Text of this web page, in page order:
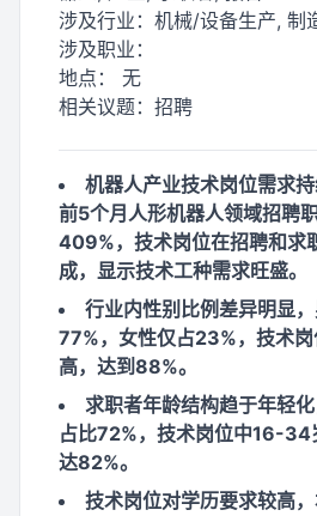
涉及行业： 机械/设备生产, 制
涉及职业：
地点： 无
相关议题： 招聘
机器人产业技术岗位需求
前5个月人形机器人领域招聘
409%，技术岗位在招聘和求
成，显示技术工种需求旺盛。
行业内性别比例差异明显
77%，女性仅占23%，技术
高，达到88%。
求职者年龄结构趋于年轻
占比72%，技术岗位中16-34
达82%。
技术岗位对学历要求较高